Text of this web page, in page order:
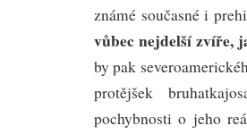
známé současné i
vůbec nejdelší zvíře,
by pak
protějšek
pochybnosti o jeho